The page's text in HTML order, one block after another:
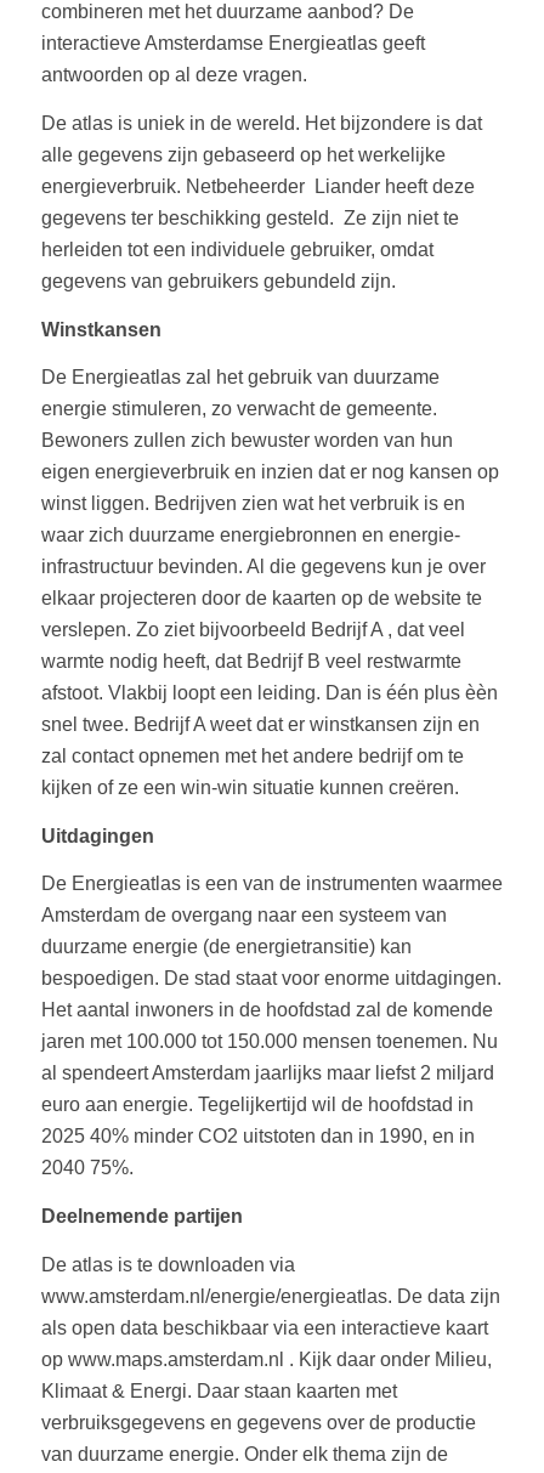
combineren met het duurzame aanbod? De
interactieve Amsterdamse Energieatlas geeft
antwoorden op al deze vragen.
De atlas is uniek in de wereld. Het bijzondere is dat
alle gegevens zijn gebaseerd op het werkelijke
energieverbruik. Netbeheerder Liander heeft deze
gegevens ter beschikking gesteld. Ze zijn niet te
herleiden tot een individuele gebruiker, omdat
gegevens van gebruikers gebundeld zijn.
Winstkansen
De Energieatlas zal het gebruik van duurzame
energie stimuleren, zo verwacht de gemeente.
Bewoners zullen zich bewuster worden van hun
eigen energieverbruik en inzien dat er nog kansen op
winst liggen. Bedrijven zien wat het verbruik is en
waar zich duurzame energiebronnen en energie-
infrastructuur bevinden. Al die gegevens kun je over
elkaar projecteren door de kaarten op de website te
verslepen. Zo ziet bijvoorbeeld Bedrijf A , dat veel
warmte nodig heeft, dat Bedrijf B veel restwarmte
afstoot. Vlakbij loopt een leiding. Dan is één plus èèn
snel twee. Bedrijf A weet dat er winstkansen zijn en
zal contact opnemen met het andere bedrijf om te
kijken of ze een win-win situatie kunnen creëren.
Uitdagingen
De Energieatlas is een van de instrumenten waarmee
Amsterdam de overgang naar een systeem van
duurzame energie (de energietransitie) kan
bespoedigen. De stad staat voor enorme uitdagingen.
Het aantal inwoners in de hoofdstad zal de komende
jaren met 100.000 tot 150.000 mensen toenemen. Nu
al spendeert Amsterdam jaarlijks maar liefst 2 miljard
euro aan energie. Tegelijkertijd wil de hoofdstad in
2025 40% minder CO2 uitstoten dan in 1990, en in
2040 75%.
Deelnemende partijen
De atlas is te downloaden via
www.amsterdam.nl/energie/energieatlas. De data zijn
als open data beschikbaar via een interactieve kaart
op www.maps.amsterdam.nl . Kijk daar onder Milieu,
Klimaat & Energi. Daar staan kaarten met
verbruiksgegevens en gegevens over de productie
van duurzame energie. Onder elk thema zijn de